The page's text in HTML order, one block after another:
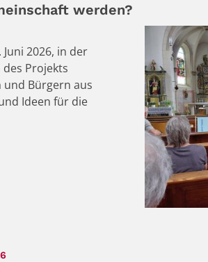
werden?
2026, in der
Projekts
Bürgern aus
Ideen für die